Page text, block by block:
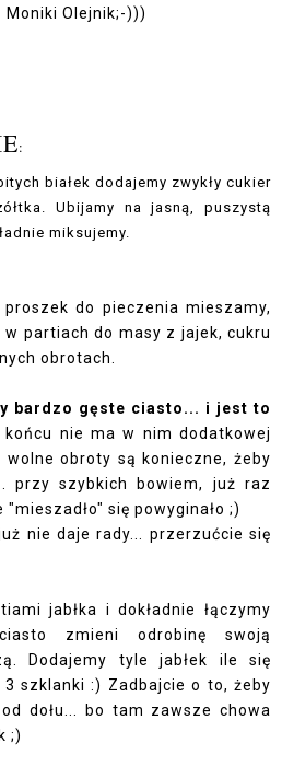
Moniki Olejnik;-)))
:
białek dodajemy zwykły cukier
Ubijamy na jasną, puszystą
miksujemy.
do pieczenia mieszamy,
partiach do masy z jajek, cukru
obrotach.
bardzo gęste ciasto... i jest to
końcu nie ma w nim dodatkowej
obroty są konieczne, żeby
przy szybkich bowiem, już raz
"mieszadło" się powyginało ;)
nie daje rady... przerzućcie się
jabłka i dokładnie łączymy
zmieni odrobinę swoją
Dodajemy tyle jabłek ile się
szklanki :) Zadbajcie o to, żeby
dołu... bo tam zawsze chowa
;)